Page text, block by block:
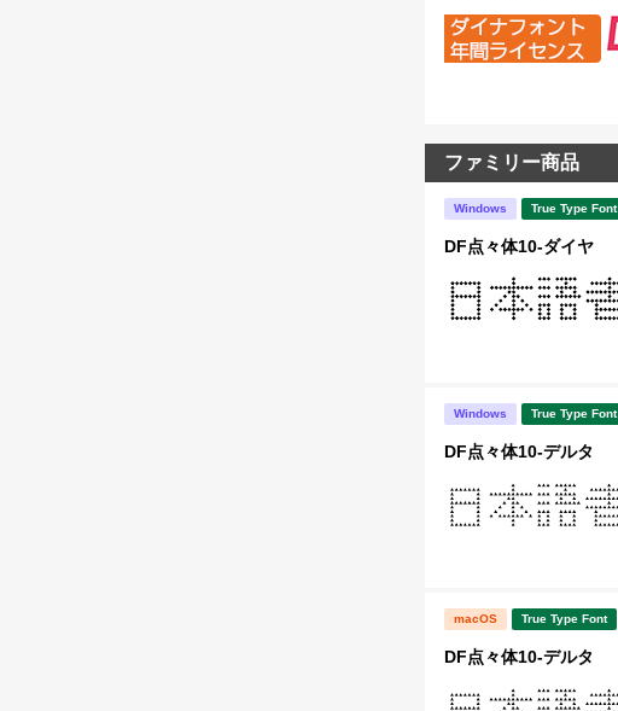
ファミリー商品
Windows True Type Font
DF点々体10-ダイヤ
Windows True Type Font
DF点々体10-デルタ
macOS True Type Font
DF点々体10-デルタ